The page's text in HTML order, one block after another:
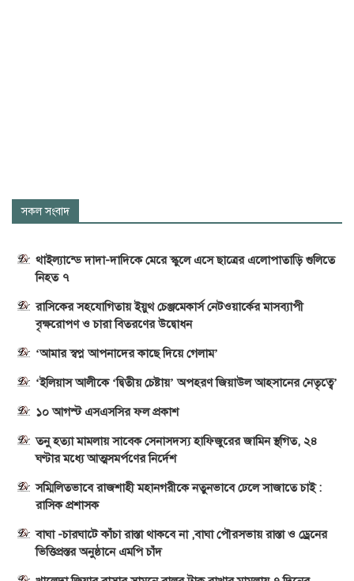
সকল সংবাদ
থাইল্যান্ডে দাদা-দাদিকে মেরে স্কুলে এসে ছাত্রের এলোপাতাড়ি গুলিতে
নিহত ৭
রাসিকের সহযোগিতায় ইয়ুথ চেঞ্জমেকার্স নেটওয়ার্কের মাসব্যাপী
বৃক্ষরোপণ ও চারা বিতরণের উদ্বোধন
‘আমার স্বপ্ন আপনাদের কাছে দিয়ে গেলাম’
‘ইলিয়াস আলীকে ‘দ্বিতীয় চেষ্টায়’ অপহরণ জিয়াউল আহসানের নেতৃত্বে’
১০ আগস্ট এসএসসির ফল প্রকাশ
তনু হত্যা মামলায় সাবেক সেনাসদস্য হাফিজুরের জামিন স্থগিত, ২৪
ঘণ্টার মধ্যে আত্মসমর্পণের নির্দেশ
সম্মিলিতভাবে রাজশাহী মহানগরীকে নতুনভাবে ঢেলে সাজাতে চাই :
রাসিক প্রশাসক
বাঘা -চারঘাটে কাঁচা রাস্তা থাকবে না ,বাঘা পৌরসভায় রাস্তা ও ড্রেনের
ভিত্তিপ্রস্তর অনুষ্ঠানে এমপি চাঁদ